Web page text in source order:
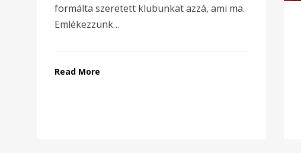
formálta szeretett klubunkat azzá, ami ma.
Emlékezzünk…
Read More